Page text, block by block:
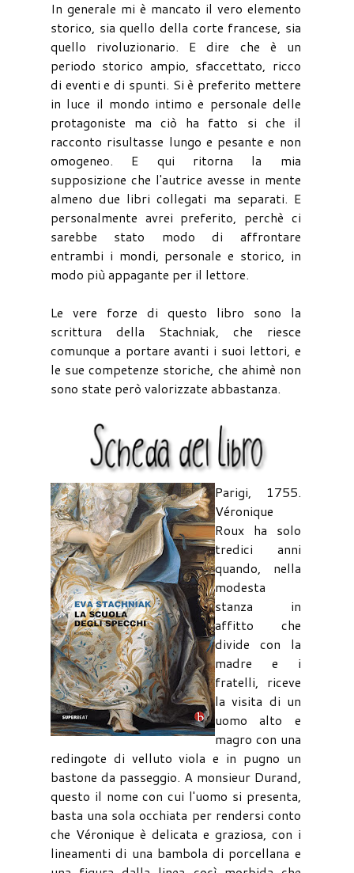
In generale mi è mancato il vero elemento
storico, sia quello della corte francese, sia
quello rivoluzionario. E dire che è un
periodo storico ampio, sfaccettato, ricco
di eventi e di spunti. Si è preferito mettere
in luce il mondo intimo e personale delle
protagoniste ma ciò ha fatto si che il
racconto risultasse lungo e pesante e non
omogeneo. E qui ritorna la mia
supposizione che l'autrice avesse in mente
almeno due libri collegati ma separati. E
personalmente avrei preferito, perchè ci
sarebbe stato modo di affrontare
entrambi i mondi, personale e storico, in
modo più appagante per il lettore.
Le vere forze di questo libro sono la
scrittura della Stachniak, che riesce
comunque a portare avanti i suoi lettori, e
le sue competenze storiche, che ahimè non
sono state però valorizzate abbastanza.
Parigi, 1755.
Véronique
Roux ha solo
tredici anni
quando, nella
modesta
stanza in
affitto che
divide con la
madre e i
fratelli, riceve
la visita di un
uomo alto e
magro con una
redingote di velluto viola e in pugno un
bastone da passeggio. A monsieur Durand,
questo il nome con cui l'uomo si presenta,
basta una sola occhiata per rendersi conto
che Véronique è delicata e graziosa, con i
lineamenti di una bambola di porcellana e